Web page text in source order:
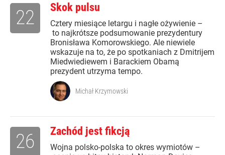
Skok pulsu
Cztery miesiące letargu i nagłe ożywienie –
to najkrótsze podsumowanie prezydentury
Bronisława Komorowskiego. Ale niewiele
wskazuje na to, że po spotkaniach z Dmitrijem
Miedwiediewem i Barackiem Obamą
prezydent utrzyma tempo.
22
Michał Krzymowski
Zachód jest fikcją
Wojna polsko-polska to okres wymiotów –
26